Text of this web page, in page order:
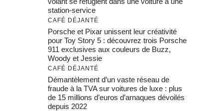
station-service
CAFÉ DÉJANTÉ
Porsche et Pixar unissent leur créativité
pour Toy Story 5 : découvrez trois Porsche
911 exclusives aux couleurs de Buzz,
Woody et Jessie
CAFÉ DÉJANTÉ
Démantèlement d’un vaste réseau de
fraude à la TVA sur voitures de luxe : plus
de 15 millions d’euros d’arnaques dévoilés
depuis 2022